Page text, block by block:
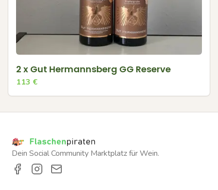
2 x Gut Hermannsberg GG Reserve
113 €
Dein Social Community Marktplatz für Wein.